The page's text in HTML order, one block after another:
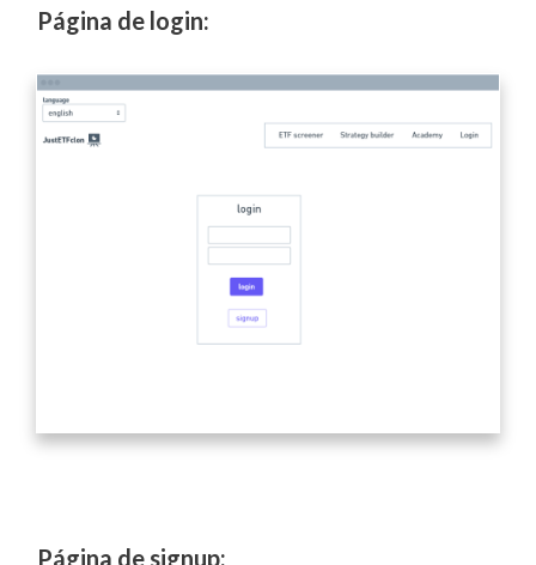
Página de login:
Página de signup: